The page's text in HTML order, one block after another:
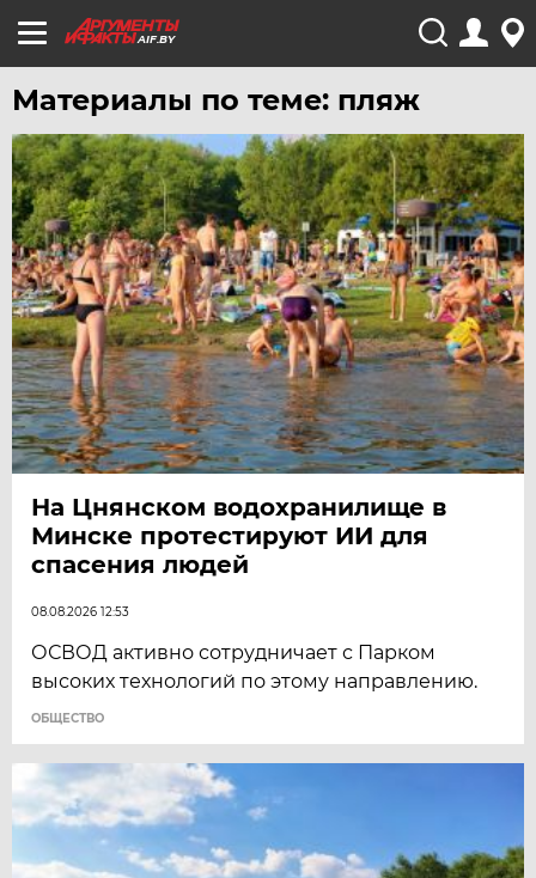
AIF.BY
Материалы по теме: пляж
На Цнянском водохранилище в
Минске протестируют ИИ для
спасения людей
08.08.2026 12:53
ОСВОД активно сотрудничает с Парком
высоких технологий по этому направлению.
ОБЩЕСТВО